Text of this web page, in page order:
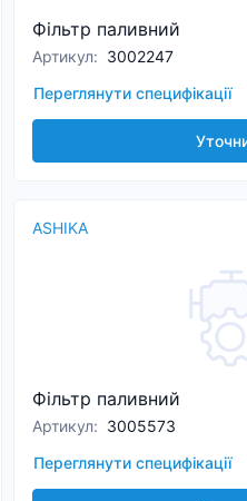
Фільтр паливний
Артикул: 3002247
Переглянути специфікації
ASHIKA
Фільтр паливний
Артикул: 3005573
Переглянути специфікації